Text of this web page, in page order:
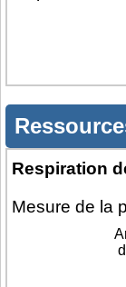
Respiration
Mesure de la